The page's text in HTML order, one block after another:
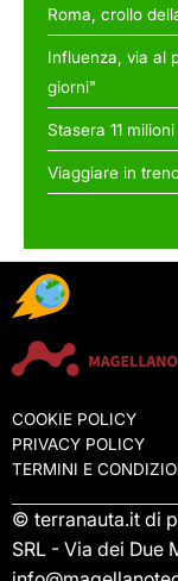
Roma, crollo
Influenza, via al
giorni"
Stasera 11
Viaggiare in
COOKIE POLICY
PRIVACY POLICY
TERMINI E
© terranauta.it di
SRL - Via dei Due